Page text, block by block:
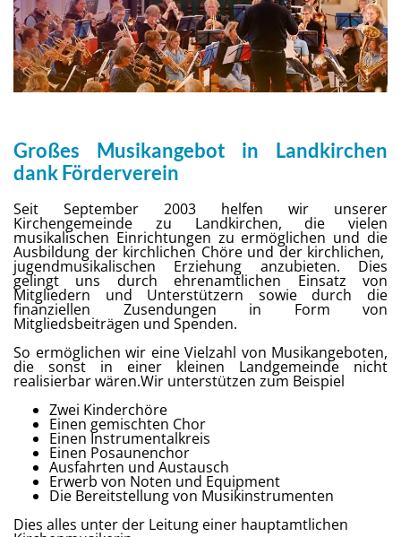
Großes Musikangebot in Landkirchen
dank Förderverein
Seit September 2003 helfen wir unserer
Kirchengemeinde zu Landkirchen, die vielen
musikalischen Einrichtungen zu ermöglichen und die
Ausbildung der kirchlichen Chöre und der kirchlichen,
jugendmusikalischen Erziehung anzubieten. Dies
gelingt uns durch ehrenamtlichen Einsatz von
Mitgliedern und Unterstützern sowie durch die
finanziellen Zusendungen in Form von
Mitgliedsbeiträgen und Spenden.
So ermöglichen wir eine Vielzahl von Musikangeboten,
die sonst in einer kleinen Landgemeinde nicht
realisierbar wären.Wir unterstützen zum Beispiel
Zwei Kinderchöre
Einen gemischten Chor
Einen Instrumentalkreis
Einen Posaunenchor
Ausfahrten und Austausch
Erwerb von Noten und Equipment
Die Bereitstellung von Musikinstrumenten
Dies alles unter der Leitung einer hauptamtlichen